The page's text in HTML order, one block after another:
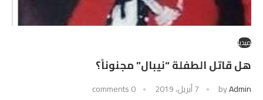
ميديا
هل قاتل الطفلة “نيبال” مجنوناً؟
byAdmin 7 أبريل، 2019 0 comments